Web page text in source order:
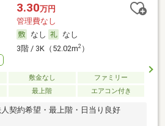
3.30万円
管理費なし
なし
なし
3階 / 3K（52.02m2）
敷金なし
ファミリー
最上階 エアコン付き
契約希望・最上階・日当り良好